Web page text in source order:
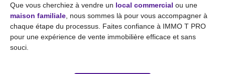
Que vous cherchiez à vendre un local commercial ou une
maison familiale , nous sommes là pour vous accompagner à
chaque étape du processus. Faites confiance à IMMO T PRO
pour une expérience de vente immobilière efficace et sans
souci.